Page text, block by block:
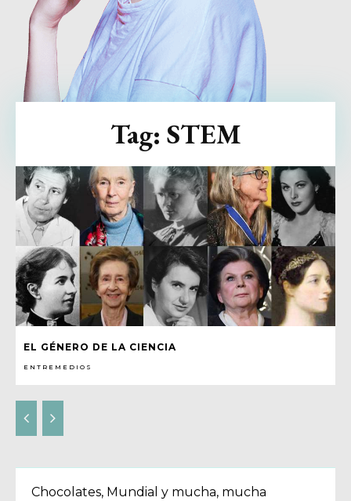
EL GÉNERO DE LA CIENCIA
ENTREMEDIOS
Tag: STEM
Chocolates, Mundial y mucha, mucha